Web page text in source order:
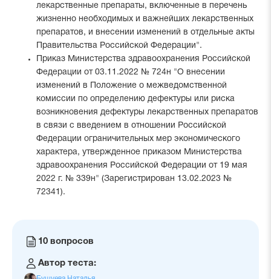
лекарственные препараты, включенные в перечень
жизненно необходимых и важнейших лекарственных
препаратов, и внесении изменений в отдельные акты
Правительства Российской Федерации".
Приказ Министерства здравоохранения Российской
Федерации от 03.11.2022 № 724н "О внесении
изменений в Положение о межведомственной
комиссии по определению дефектуры или риска
возникновения дефектуры лекарственных препаратов
в связи с введением в отношении Российской
Федерации ограничительных мер экономического
характера, утвержденное приказом Министерства
здравоохранения Российской Федерации от 19 мая
2022 г. № 339н" (Зарегистрирован 13.02.2023 №
72341).
Количество
10 вопросов
Автор теста: